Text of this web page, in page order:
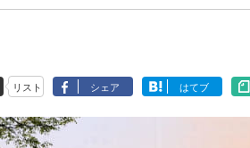
リスト シェア はてブ